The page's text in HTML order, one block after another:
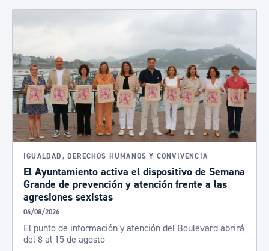
IGUALDAD, DERECHOS HUMANOS Y CONVIVENCIA
El Ayuntamiento activa el dispositivo de Semana
Grande de prevención y atención frente a las
agresiones sexistas
04/08/2026
El punto de información y atención del Boulevard abrirá
del 8 al 15 de agosto